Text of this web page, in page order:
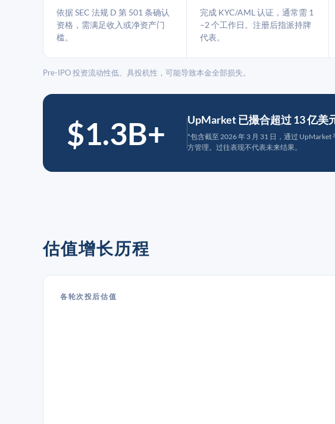
依据 SEC 法规 D 第 501 条确认
资格，需满足收入或净资产门
槛。
完成 KYC/AML 认证，通常需 1
–2 个工作日。注册后指派持牌
代表。
Pre-IPO 投资流动性低、具投机性，可能导致本金全部损失。
$1.3B+ UpMarket 已撮合超过 13 亿美
*包含截至 2026 年 3 月 31 日，通过
方管理。过往表现不代表未来结果。
估值增长历程
各轮次投后估值